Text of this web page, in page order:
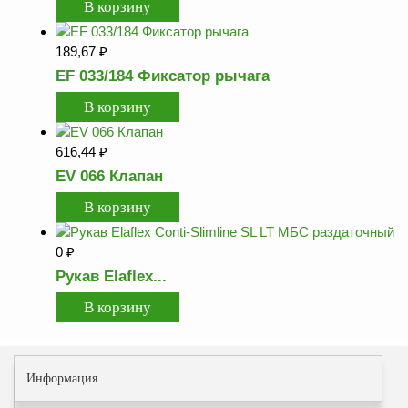
Метрологическое
оборудование
Рукава, шланги и
техпластина МБС
Соединительная
арматура
Устройства
заземления
автоцистерн и
комплектующие
Продукция НПП
Эксплуатационное
оборудование
189,67 ₽
EF 033/184 Фиксатор рычага
616,44 ₽
EV 066 Клапан
0 ₽
Рукав Elaflex...
Информация